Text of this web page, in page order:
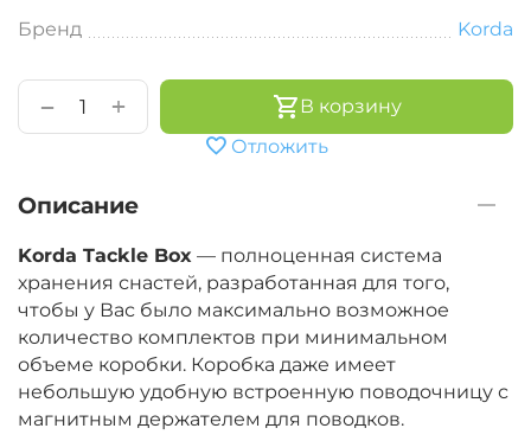
Бренд
Korda
+
−
В корзину
Отложить
Описание
Korda Tackle Box — полноценная система
хранения снастей, разработанная для того,
чтобы у Вас было максимально возможное
количество комплектов при минимальном
объеме коробки. Коробка даже имеет
небольшую удобную встроенную поводочницу с
магнитным держателем для поводков.